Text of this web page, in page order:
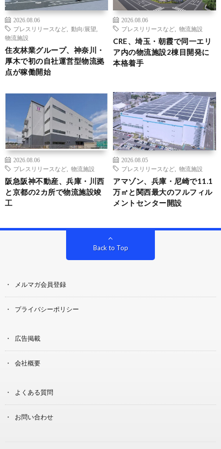
2026.08.06
プレスリリースなど
動向/展望
物流施設
住友林業グループ、神奈川・
厚木で初の自社運営型物流拠
点が稼働開始
2026.08.06
プレスリリースなど
物流施設
CRE、埼玉・朝霞で同一エリ
ア内の物流施設2棟目開発に
本格着手
2026.08.06
プレスリリースなど
物流施設
阪急阪神不動産、兵庫・川西
と京都の2カ所で物流施設竣
工
2026.08.05
プレスリリースなど
物流施設
アマゾン、兵庫・尼崎で11.1
万㎡と関西最大のフルフィル
メントセンター開設
Back to Top
メルマガ会員登録
プライバシーポリシー
広告掲載
会社概要
よくある質問
お問い合わせ